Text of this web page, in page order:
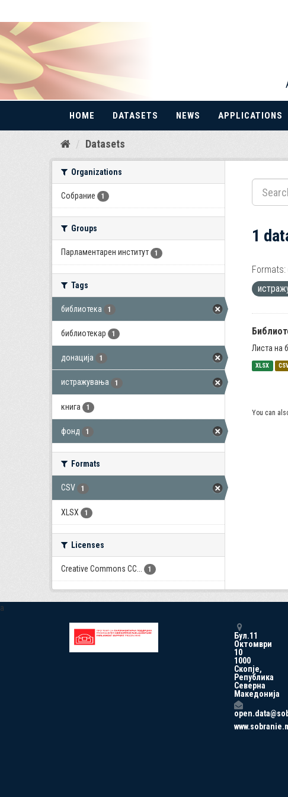
Skip
HOME DATASETS NEWS APPLICATIONS
Datasets
Organizations
Собрание 1
Groups
Парламентарен институт 1
Tags
библиотека 1
библиотекар 1
донација 1
истражувања 1
книга 1
фонд 1
Formats
CSV 1
XLSX 1
Licenses
Creative Commons CC... 1
1
Formats:
Листа на
XLSX
You can
a
Бул.11
Октомври
10
1000
Скопје,
Република
Северна
Македонија